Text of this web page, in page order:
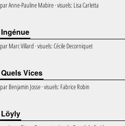
parAnne-Pauline Mabire· visuels: Lisa Carletta
Ingénue
parMarc Villard · visuels:Cécile Decorniquet
Quels Vices
parBenjamin Josse· visuels: Fabrice Robin
Löyly